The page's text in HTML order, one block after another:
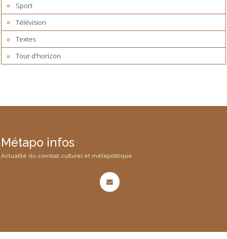
Sport
Télévision
Textes
Tour d'horizon
Métapo infos
Actualité du combat culturel et métapolitique